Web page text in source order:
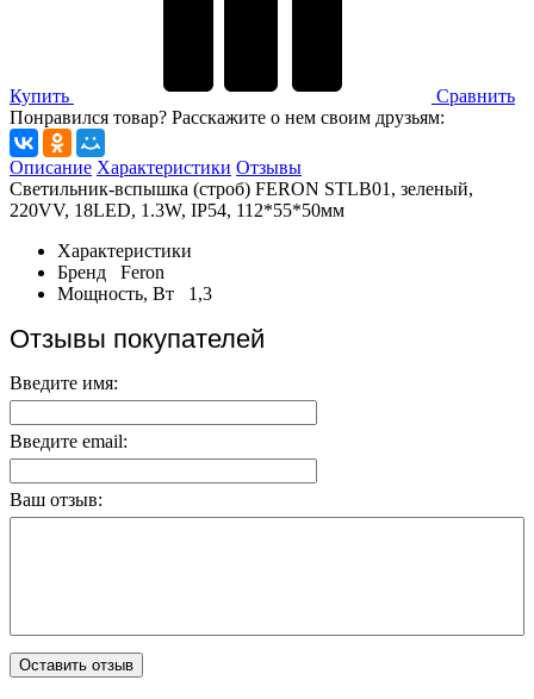
Купить
Сравнить
Понравился товар? Расскажите о нем своим друзьям:
Описание Характеристики Отзывы
Светильник-вспышка (строб) FERON STLB01, зеленый,
220VV, 18LED, 1.3W, IP54, 112*55*50мм
Характеристики
Бренд
Feron
Мощность, Вт
1,3
Отзывы покупателей
Введите имя:
Введите email:
Ваш отзыв:
Оставить отзыв